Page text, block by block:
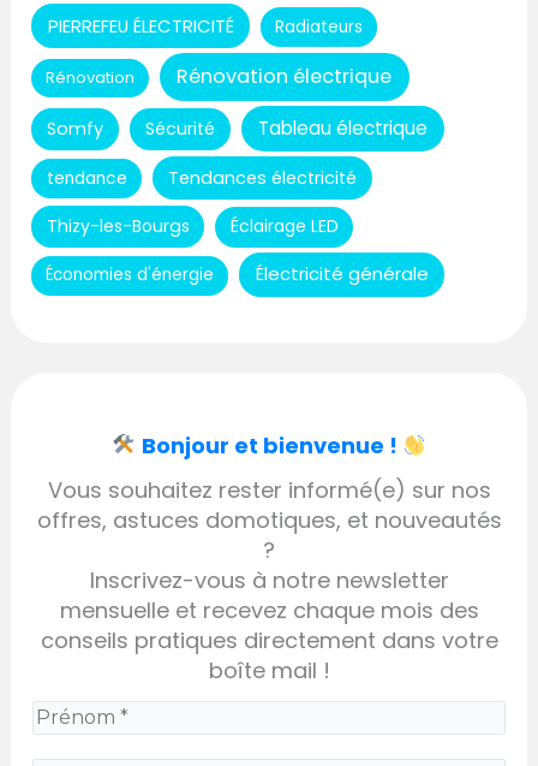
PIERREFEU ÉLECTRICITÉ Radiateurs
Rénovation Rénovation électrique
Somfy Sécurité Tableau électrique
tendance Tendances électricité
Thizy-les-Bourgs Éclairage LED
Économies d'énergie Électricité générale
Bonjour et bienvenue !
Vous souhaitez rester informé(e) sur nos
offres, astuces domotiques, et nouveautés
?
Inscrivez-vous à notre newsletter
mensuelle et recevez chaque mois des
conseils pratiques directement dans votre
boîte mail !